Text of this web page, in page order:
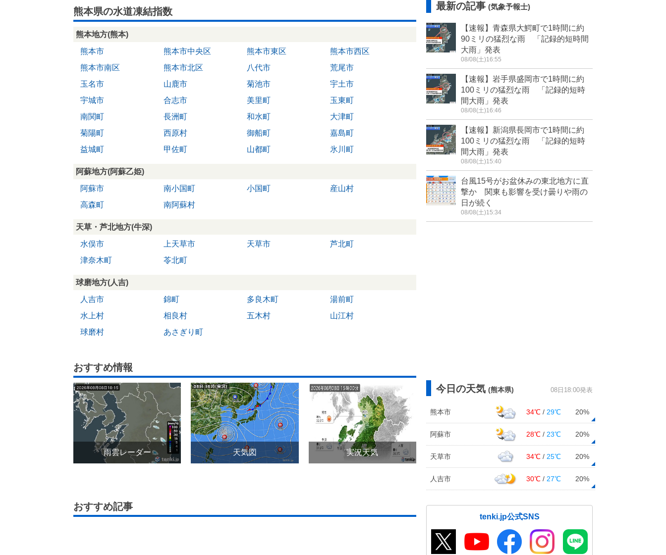
熊本県の水道凍結指数
熊本地方(熊本)
熊本市
熊本市中央区 熊本市東区
熊本市西区
熊本市南区
熊本市北区 八代市
荒尾市
玉名市
山鹿市 菊池市
宇土市
宇城市
合志市 美里町
玉東町
南関町
長洲町 和水町
大津町
菊陽町
西原村 御船町
嘉島町
益城町
甲佐町 山都町 氷川町
阿蘇地方(阿蘇乙姫)
阿蘇市
南小国町 小国町
産山村
高森町
南阿蘇村
天草・芦北地方(牛深)
水俣市
上天草市 天草市
芦北町
津奈木町
苓北町
球磨地方(人吉)
人吉市
錦町 多良木町
湯前町
水上村
相良村 五木村
山江村
球磨村
あさぎり町
おすすめ情報
雨雲レーダー 天気図 実況天気
おすすめ記事
最新の記事 (気象予報士)
【速報】青森県大鰐町で1時間に約
90ミリの猛烈な雨 「記録的短時間
大雨」発表
08/08(土)16:55
【速報】岩手県盛岡市で1時間に約
100ミリの猛烈な雨 「記録的短時
間大雨」発表
08/08(土)16:46
【速報】新潟県長岡市で1時間に約
100ミリの猛烈な雨 「記録的短時
間大雨」発表
08/08(土)15:40
台風15号がお盆休みの東北地方に直
撃か 関東も影響を受け曇りや雨の
日が続く
08/08(土)15:34
今日の天気 (熊本県) 08日18:00発表
熊本市 34℃ / 29℃ 20%
阿蘇市 28℃ / 23℃ 20%
天草市 34℃ / 25℃ 20%
人吉市 30℃ / 27℃ 20%
tenki.jp公式SNS